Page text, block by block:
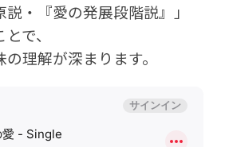
・『愛の発展段階説』」
で、
理解が深まります。